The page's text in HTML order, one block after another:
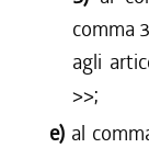
comma 3
agli
>>;
e) al